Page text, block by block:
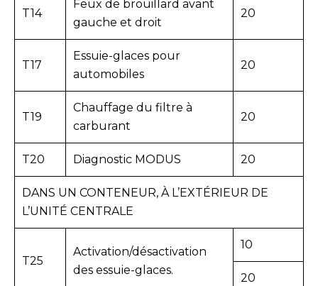
T14
Feux de brouillard avant
gauche et droit
20
T17
Essuie-glaces pour
automobiles
20
T19
Chauffage du filtre à
carburant
20
T20 Diagnostic MODUS 20
DANS UN CONTENEUR, À L’EXTÉRIEUR DE
L’UNITÉ CENTRALE
T25
Activation/désactivation
des essuie-glaces.
10
20